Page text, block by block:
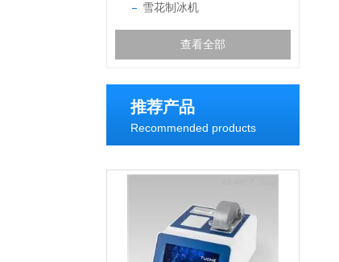
雪花制冰机
查看全部
推荐产品
Recommended products